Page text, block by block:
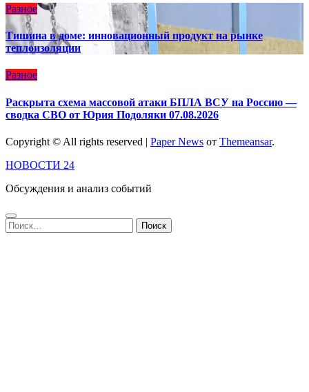
Разное
Тишина в доме: инновационный продукт на рынке
теплоизоляции
Разное
Раскрыта схема массовой атаки БПЛА ВСУ на Россию —
сводка СВО от Юрия Подоляки 07.08.2026
Copyright © All rights reserved | Paper News от Themeansar.
НОВОСТИ 24
Обсуждения и анализ событий
Найти: